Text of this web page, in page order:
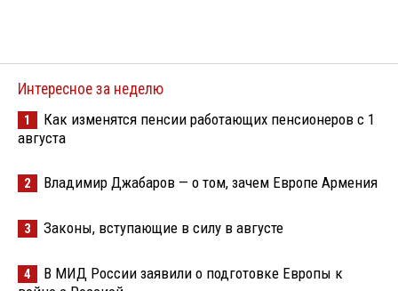
Интересное за неделю
1
Как изменятся пенсии работающих пенсионеров с 1
августа
2 Владимир Джабаров — о том, зачем Европе Армения
3 Законы, вступающие в силу в августе
4
В МИД России заявили о подготовке Европы к